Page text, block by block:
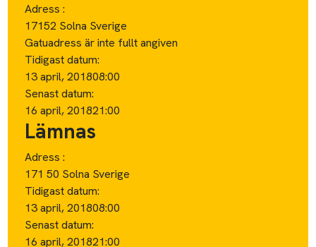
Adress :
17152 Solna Sverige
Gatuadress är inte fullt angiven
Tidigast datum:
13 april, 201808:00
Senast datum:
16 april, 201821:00
Lämnas
Adress :
171 50 Solna Sverige
Tidigast datum:
13 april, 201808:00
Senast datum:
16 april, 201821:00